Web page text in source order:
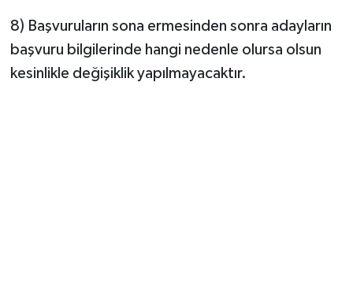
8) Başvuruların sona ermesinden sonra adayların
başvuru bilgilerinde hangi nedenle olursa olsun
kesinlikle değişiklik yapılmayacaktır.